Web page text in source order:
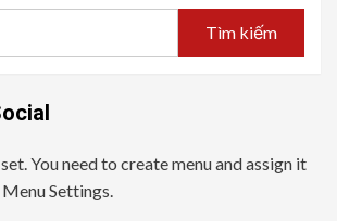
Tìm kiếm
You need to create menu and assign it
Settings.